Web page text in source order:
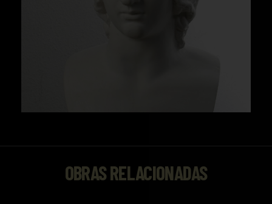
OBRAS RELACIONADAS